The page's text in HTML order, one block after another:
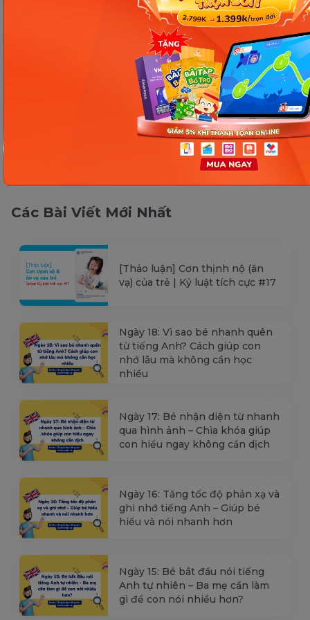
kiểm tra lại qua các kênh chính thức hoặc liên
hệ trực tiếp với đơn vị liên quan để nắm bắt
Các Bài Viết Mới Nhất
[Thảo luận] Cơn thịnh nộ (ăn
vạ) của trẻ | Kỷ luật tích cực #17
Ngày 18: Vì sao bé nhanh quên
từ tiếng Anh? Cách giúp con
nhớ lâu mà không cần học
nhiều
Ngày 17: Bé nhận diện từ nhanh
qua hình ảnh – Chìa khóa giúp
con hiểu ngay không cần dịch
Ngày 16: Tăng tốc độ phản xạ và
ghi nhớ tiếng Anh – Giúp bé
hiểu và nói nhanh hơn
Ngày 15: Bé bắt đầu nói tiếng
Anh tự nhiên – Ba mẹ cần làm
gì để con nói nhiều hơn?